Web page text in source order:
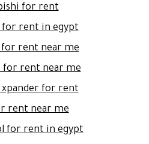
for rent
rent in egypt
rent near me
rent near me\
for rent
rent near me
for rent in egypt